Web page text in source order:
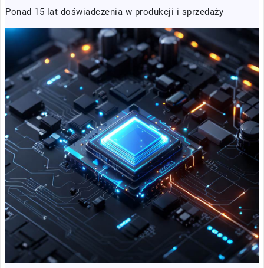
Ponad 15 lat doświadczenia w produkcji i sprzedaży